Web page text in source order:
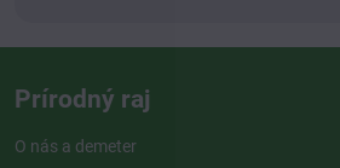
Prírodný raj
O nás a demeter